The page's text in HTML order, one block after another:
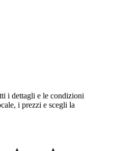
i dettagli e le condizioni
i prezzi e scegli la